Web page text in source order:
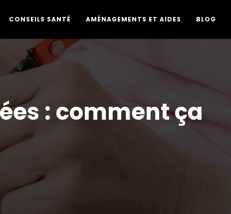
CONSEILS SANTÉ AMÉNAGEMENTS ET AIDES BLOG
: comment ça